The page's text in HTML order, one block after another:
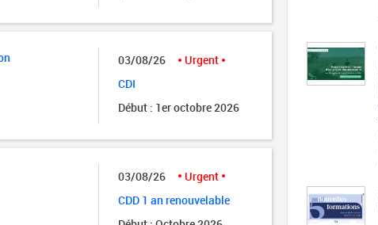
03/08/26
Urgent
CDI
Début : 1er octobre 2026
03/08/26
Urgent
CDD 1 an renouvelable